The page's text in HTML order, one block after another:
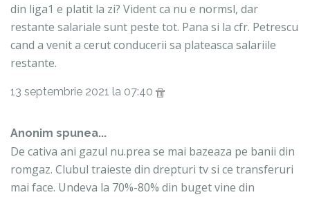
din liga1 e platit la zi? Vident ca nu e normsl, dar
restante salariale sunt peste tot. Pana si la cfr. Petrescu
cand a venit a cerut conducerii sa plateasca salariile
restante.
13 septembrie 2021 la 07:40
Anonim spunea...
De cativa ani gazul nu.prea se mai bazeaza pe banii din
romgaz. Clubul traieste din drepturi tv si ce transferuri
mai face. Undeva la 70%-80% din buget vine din